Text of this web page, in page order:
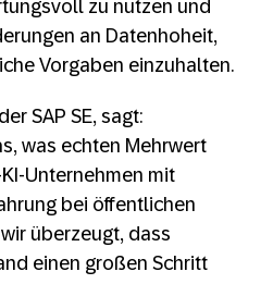
zu nutzen und
an Datenhoheit,
Vorgaben einzuhalten.
SAP SE, sagt:
was echten Mehrwert
Unternehmen mit
bei öffentlichen
überzeugt, dass
einen großen Schritt